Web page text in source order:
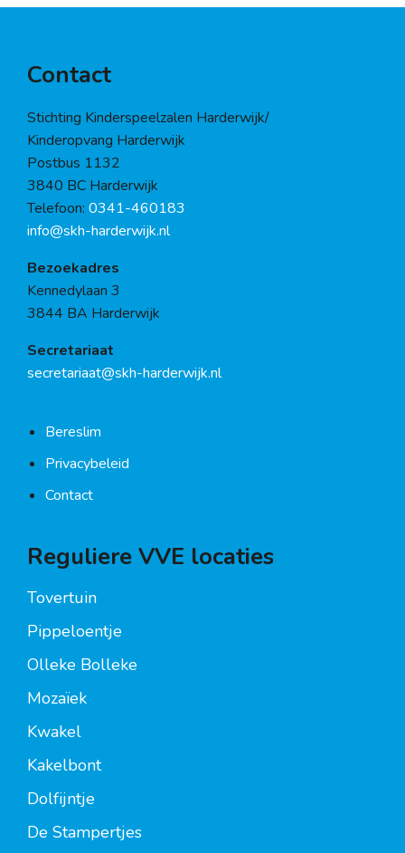
Contact
Stichting Kinderspeelzalen Harderwijk/
Kinderopvang Harderwijk
Postbus 1132
3840 BC Harderwijk
Telefoon: 0341-460183
info@skh-harderwijk.nl
Bezoekadres
Kennedylaan 3
3844 BA Harderwijk
Secretariaat
secretariaat@skh-harderwijk.nl
Bereslim
Privacybeleid
Contact
Reguliere VVE locaties
Tovertuin
Pippeloentje
Olleke Bolleke
Mozaïek
Kwakel
Kakelbont
Dolfijntje
De Stampertjes